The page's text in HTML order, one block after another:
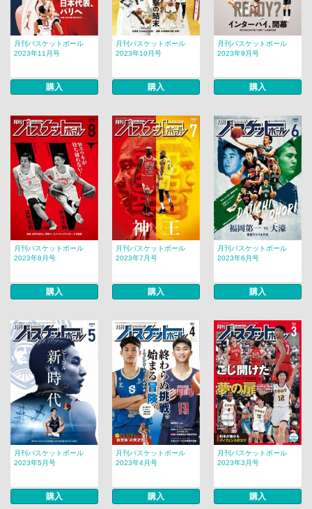
月刊バスケットボール
2023年11月号
購入
月刊バスケットボール
2023年10月号
購入
月刊バスケットボール
2023年9月号
購入
月刊バスケットボール
2023年8月号
購入
月刊バスケットボール
2023年7月号
購入
月刊バスケットボール
2023年6月号
購入
月刊バスケットボール
2023年5月号
購入
月刊バスケットボール
2023年4月号
購入
月刊バスケットボール
2023年3月号
購入